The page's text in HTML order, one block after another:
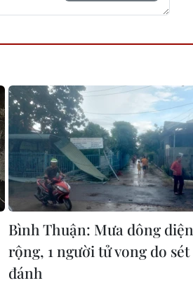
Bình Thuận: Mưa dông diện
rộng, 1 người tử vong do sét
đánh